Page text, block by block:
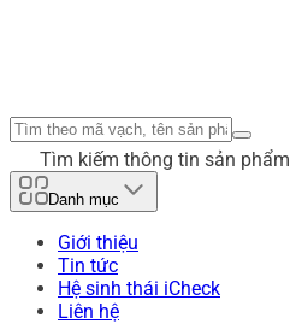
Tìm kiếm thông tin sản phẩm
Danh mục
Giới thiệu
Tin tức
Hệ sinh thái iCheck
Liên hệ